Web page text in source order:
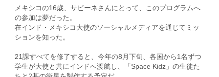
メキシコの16歳、サビーネさんにとって、このプログラムへ
の参加は夢だった。
在インド・メキシコ大使のソーシャルメディアを通じてミッ
ションを知った。
21課すべてを修了すると、今年の8月下旬、各国から1名ずつ
学生が大使と共にインドへ渡航し、「Space Kidz」の生徒た